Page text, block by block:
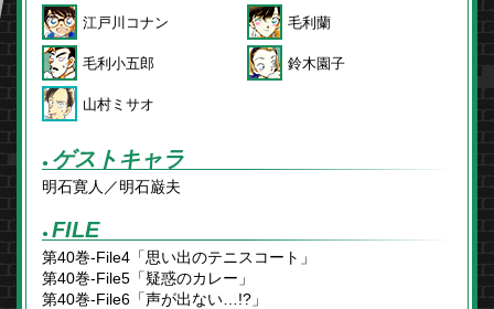
● FILE
第40巻-File4「思い出のテニスコート」
第40巻-File5「疑惑のカレー」
第40巻-File6「声が出ない…!?」
江戸川コナン 毛利蘭
毛利小五郎 鈴木園子
山村ミサオ
● ゲストキャラ
明石寛人／明石巌夫